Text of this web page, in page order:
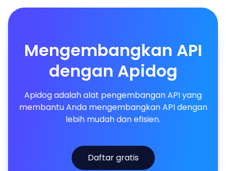
Mengembangkan API
dengan Apidog
Apidog adalah alat pengembangan API yang
membantu Anda mengembangkan API dengan
lebih mudah dan efisien.
Daftar gratis